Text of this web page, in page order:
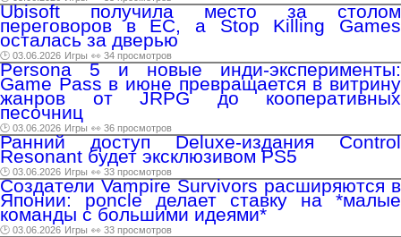
Ubisoft получила место за столом
переговоров в ЕС, а Stop Killing Games
осталась за дверью
🕑 03.06.2026 Игры 👀 34 просмотров
Persona 5 и новые инди-эксперименты:
Game Pass в июне превращается в витрину
жанров от JRPG до кооперативных
песочниц
🕑 03.06.2026 Игры 👀 36 просмотров
Ранний доступ Deluxe-издания Control
Resonant будет эксклюзивом PS5
🕑 03.06.2026 Игры 👀 33 просмотров
Создатели Vampire Survivors расширяются в
Японии: poncle делает ставку на *малые
команды с большими идеями*
🕑 03.06.2026 Игры 👀 33 просмотров